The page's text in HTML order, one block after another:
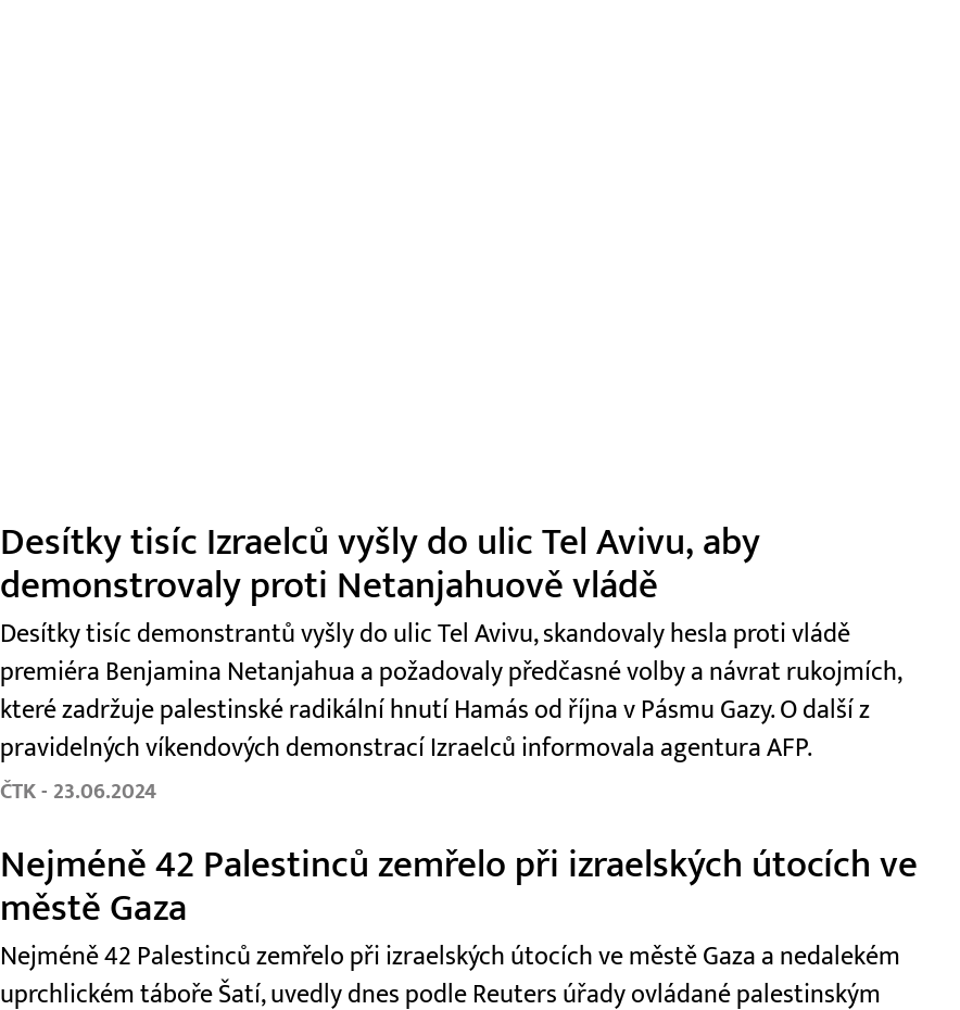
Desítky tisíc Izraelců vyšly do ulic Tel Avivu, aby
demonstrovaly proti Netanjahuově vládě
Desítky tisíc demonstrantů vyšly do ulic Tel Avivu, skandovaly hesla proti vládě
premiéra Benjamina Netanjahua a požadovaly předčasné volby a návrat rukojmích,
které zadržuje palestinské radikální hnutí Hamás od října v Pásmu Gazy. O další z
pravidelných víkendových demonstrací Izraelců informovala agentura AFP.
ČTK - 23.06.2024
Nejméně 42 Palestinců zemřelo při izraelských útocích ve
městě Gaza
Nejméně 42 Palestinců zemřelo při izraelských útocích ve městě Gaza a nedalekém
uprchlickém táboře Šatí, uvedly dnes podle Reuters úřady ovládané palestinským